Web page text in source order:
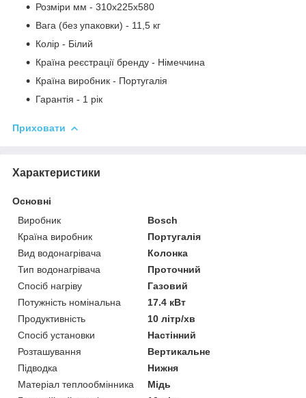
Розміри мм - 310х225х580
Вага (без упаковки) - 11,5 кг
Колір - Білий
Країна реєстрації бренду - Німеччина
Країна виробник - Португалія
Гарантія - 1 рік
Приховати
Характеристики
Основні
Виробник
Bosch
Країна виробник
Португалія
Вид водонагрівача
Колонка
Тип водонагрівача
Проточний
Спосіб нагріву
Газовий
Потужність номінальна
17.4 кВт
Продуктивність
10 літр/хв
Спосіб установки
Настінний
Розташування
Вертикальне
Підводка
Нижня
Матеріал теплообмінника
Мідь